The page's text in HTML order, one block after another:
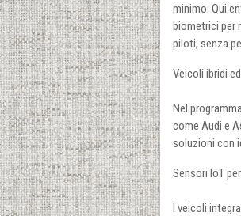
minimo. Qui
biometrici per
piloti, senza
Veicoli ibridi
Nel
come Audi e
soluzioni con
Sensori IoT
I veicoli